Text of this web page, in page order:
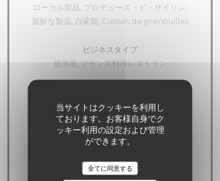
当サイトはクッキーを利用し
ております。お客様自身でク
ッキー利用の設定および管理
ができます。
全てに同意する
ローカル製品, プロデュース・ド・サイソン,
新鮮な製品, 自家製, Cuisses de grenouilles
ビジネスタイプ
居酒屋, フランス料理レストラン
貸し切り, テラス, Wi-Fi
ご利用可能なお支払い方法
ビットコイン, Amex, モバイル決済, タッチ決
済 クレジットカード, アップルペイ, EN - モ
ネ, ユーロカード /マスターカード, 現金, マエ